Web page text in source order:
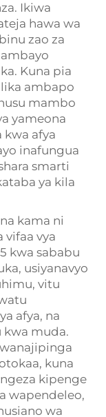
Ikiwa
hawa wa
zao za
Kuna pia
ambapo
mambo
yameona
afya
inafungua
smarti
ya kila
kama ni
vifaa vya
kwa sababu
usiyanavyo
vitu
afya, na
muda.
kuna
kipenge
wapendeleo,
wa